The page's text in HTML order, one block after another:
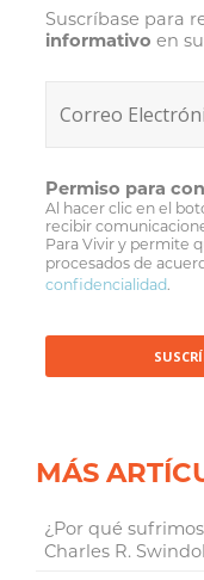
Suscríbase para
informativo en
Permiso para
Al hacer clic en el
recibir
Para Vivir y permite
procesados de
confidencialidad.
MÁS
¿Por qué
Charles R.